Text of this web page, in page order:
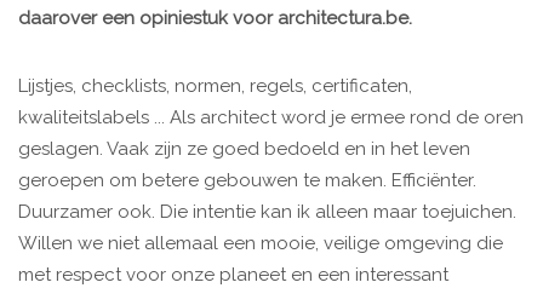
daarover een opiniestuk voor architectura.be.
Lijstjes, checklists, normen, regels, certificaten,
kwaliteitslabels ... Als architect word je ermee rond de oren
geslagen. Vaak zijn ze goed bedoeld en in het leven
geroepen om betere gebouwen te maken. Efficiënter.
Duurzamer ook. Die intentie kan ik alleen maar toejuichen.
Willen we niet allemaal een mooie, veilige omgeving die
met respect voor onze planeet en een interessant